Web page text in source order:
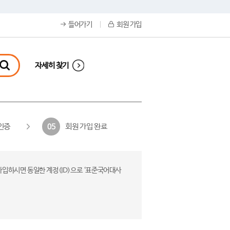
들어가기 회원 가입
자세히 찾기
증 05 회원 가입 완료
하시면 동일한 계정(ID)으로 ‘표준국어대사